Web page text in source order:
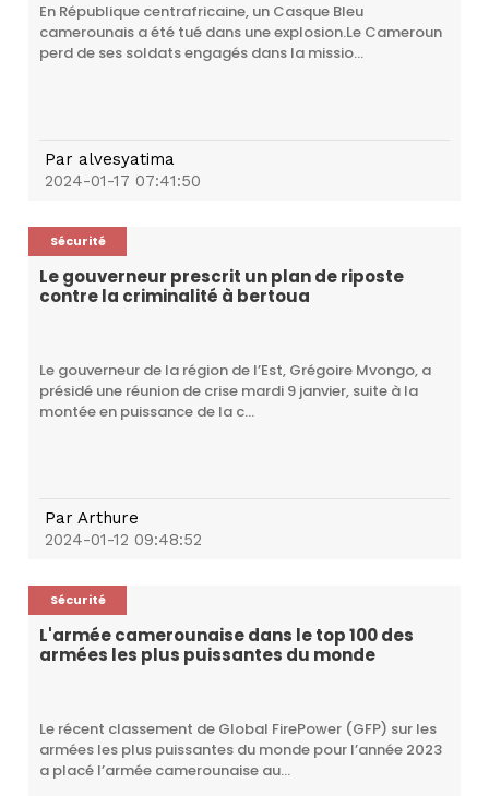
En République centrafricaine, un Casque Bleu
camerounais a été tué dans une explosion.Le Cameroun
perd de ses soldats engagés dans la missio...
Paralvesyatima
2024-01-17 07:41:50
Sécurité
Le gouverneur prescrit un plan de riposte
contre la criminalité à bertoua
Le gouverneur de la région de l’Est, Grégoire Mvongo, a
présidé une réunion de crise mardi 9 janvier, suite à la
montée en puissance de la c...
ParArthure
2024-01-12 09:48:52
Sécurité
L'armée camerounaise dans le top 100 des
armées les plus puissantes du monde
Le récent classement de Global FirePower (GFP) sur les
armées les plus puissantes du monde pour l’année 2023
a placé l’armée camerounaise au...